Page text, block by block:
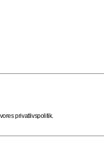
privatlivspolitik.